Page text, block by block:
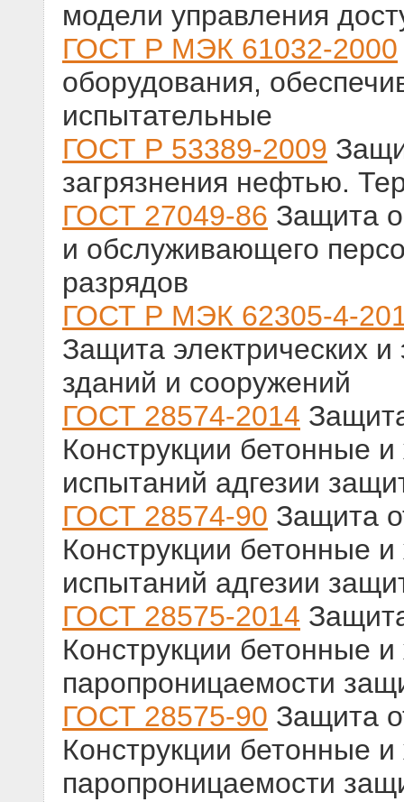
модели управления
ГОСТ Р МЭК 61032-2000
оборудования,
испытательные
ГОСТ Р 53389-2009
загрязнения нефтью.
ГОСТ 27049-86 Защита
и обслуживающего
разрядов
ГОСТ Р МЭК 62305-4-
Защита электрических
зданий и сооружений
ГОСТ 28574-2014
Конструкции бетонные
испытаний адгезии
ГОСТ 28574-90 Защита
Конструкции бетонные
испытаний адгезии
ГОСТ 28575-2014
Конструкции бетонные
паропроницаемости
ГОСТ 28575-90 Защита
Конструкции бетонные
паропроницаемости